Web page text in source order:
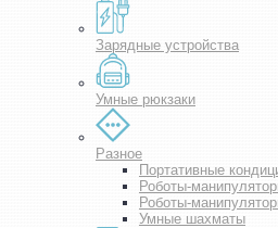
Зарядные устройства
Умные рюкзаки
Разное
Портативные
Роботы-
Роботы-
Умные шахматы